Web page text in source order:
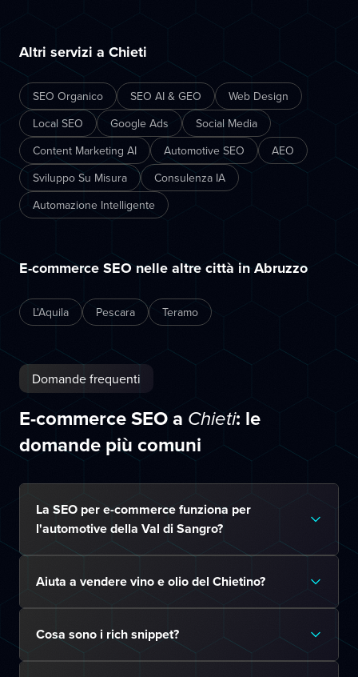
Altri servizi a Chieti
SEO Organico SEO AI & GEO
Web Design
Local SEO
Google Ads
Social Media
Content Marketing AI
Automotive SEO
AEO
Sviluppo Su Misura
Consulenza IA
Automazione Intelligente
E-commerce SEO nelle altre città in Abruzzo
L'Aquila Pescara Teramo
Domande frequenti
E-commerce SEO a Chieti: le
domande più comuni
La SEO per e-commerce funziona per
l'automotive della Val di Sangro?
Aiuta a vendere vino e olio del Chietino?
Cosa sono i rich snippet?